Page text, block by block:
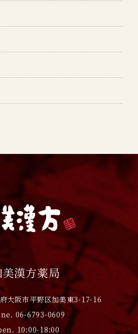
美漢方薬局
大阪市平野区加美東3-17-16
06-6793-0609
10:00-18:00